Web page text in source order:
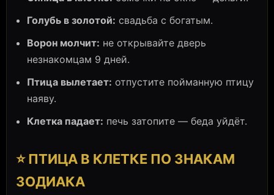
Голубь в золотой: свадьба с богатым.
Ворон молчит: не открывайте дверь
незнакомцам 9 дней.
Птица вылетает: отпустите пойманную птицу
наяву.
Клетка падает: печь затопите — беда уйдёт.
⭐ ПТИЦА В КЛЕТКЕ ПО ЗНАКАМ
ЗОДИАКА